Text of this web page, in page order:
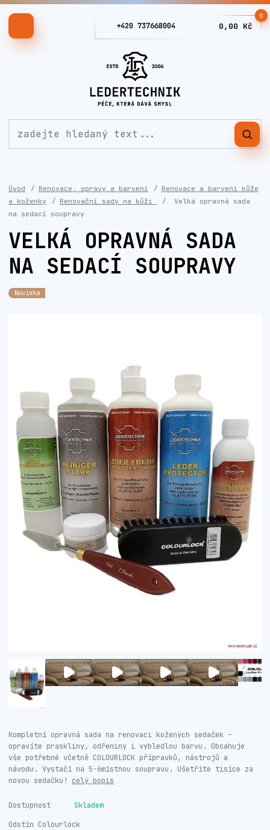
+420 737668004
0
0,00 Kč
Úvod Renovace, opravy a barvení
Renovace a barvení kůže
a koženky
Renovační sady na kůži
Velká opravná sada
na sedací soupravy
VELKÁ OPRAVNÁ SADA
NA SEDACÍ SOUPRAVY
Novinka
Kompletní opravná sada na renovaci kožených sedaček –
opravíte praskliny, odřeniny i vybledlou barvu. Obsahuje
vše potřebné včetně COLOURLOCK přípravků, nástrojů a
návodu. Vystačí na 5-6místnou soupravu. Ušetříte tisíce za
novou sedačku! celý popis
Dostupnost Skladem
Odstín Colourlock